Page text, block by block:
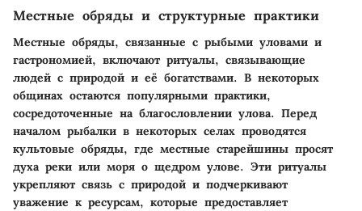
Местные обряды и структурные практики
Местные обряды, связанные с рыбыми уловами и
гастрономией, включают ритуалы, связывающие
людей с природой и её богатствами. В некоторых
общинах остаются популярными практики,
сосредоточенные на благословлении улова. Перед
началом рыбалки в некоторых селах проводятся
культовые обряды, где местные старейшины просят
духа реки или моря о щедром улове. Эти ритуалы
укрепляют связь с природой и подчеркивают
уважение к ресурсам, которые предоставляет